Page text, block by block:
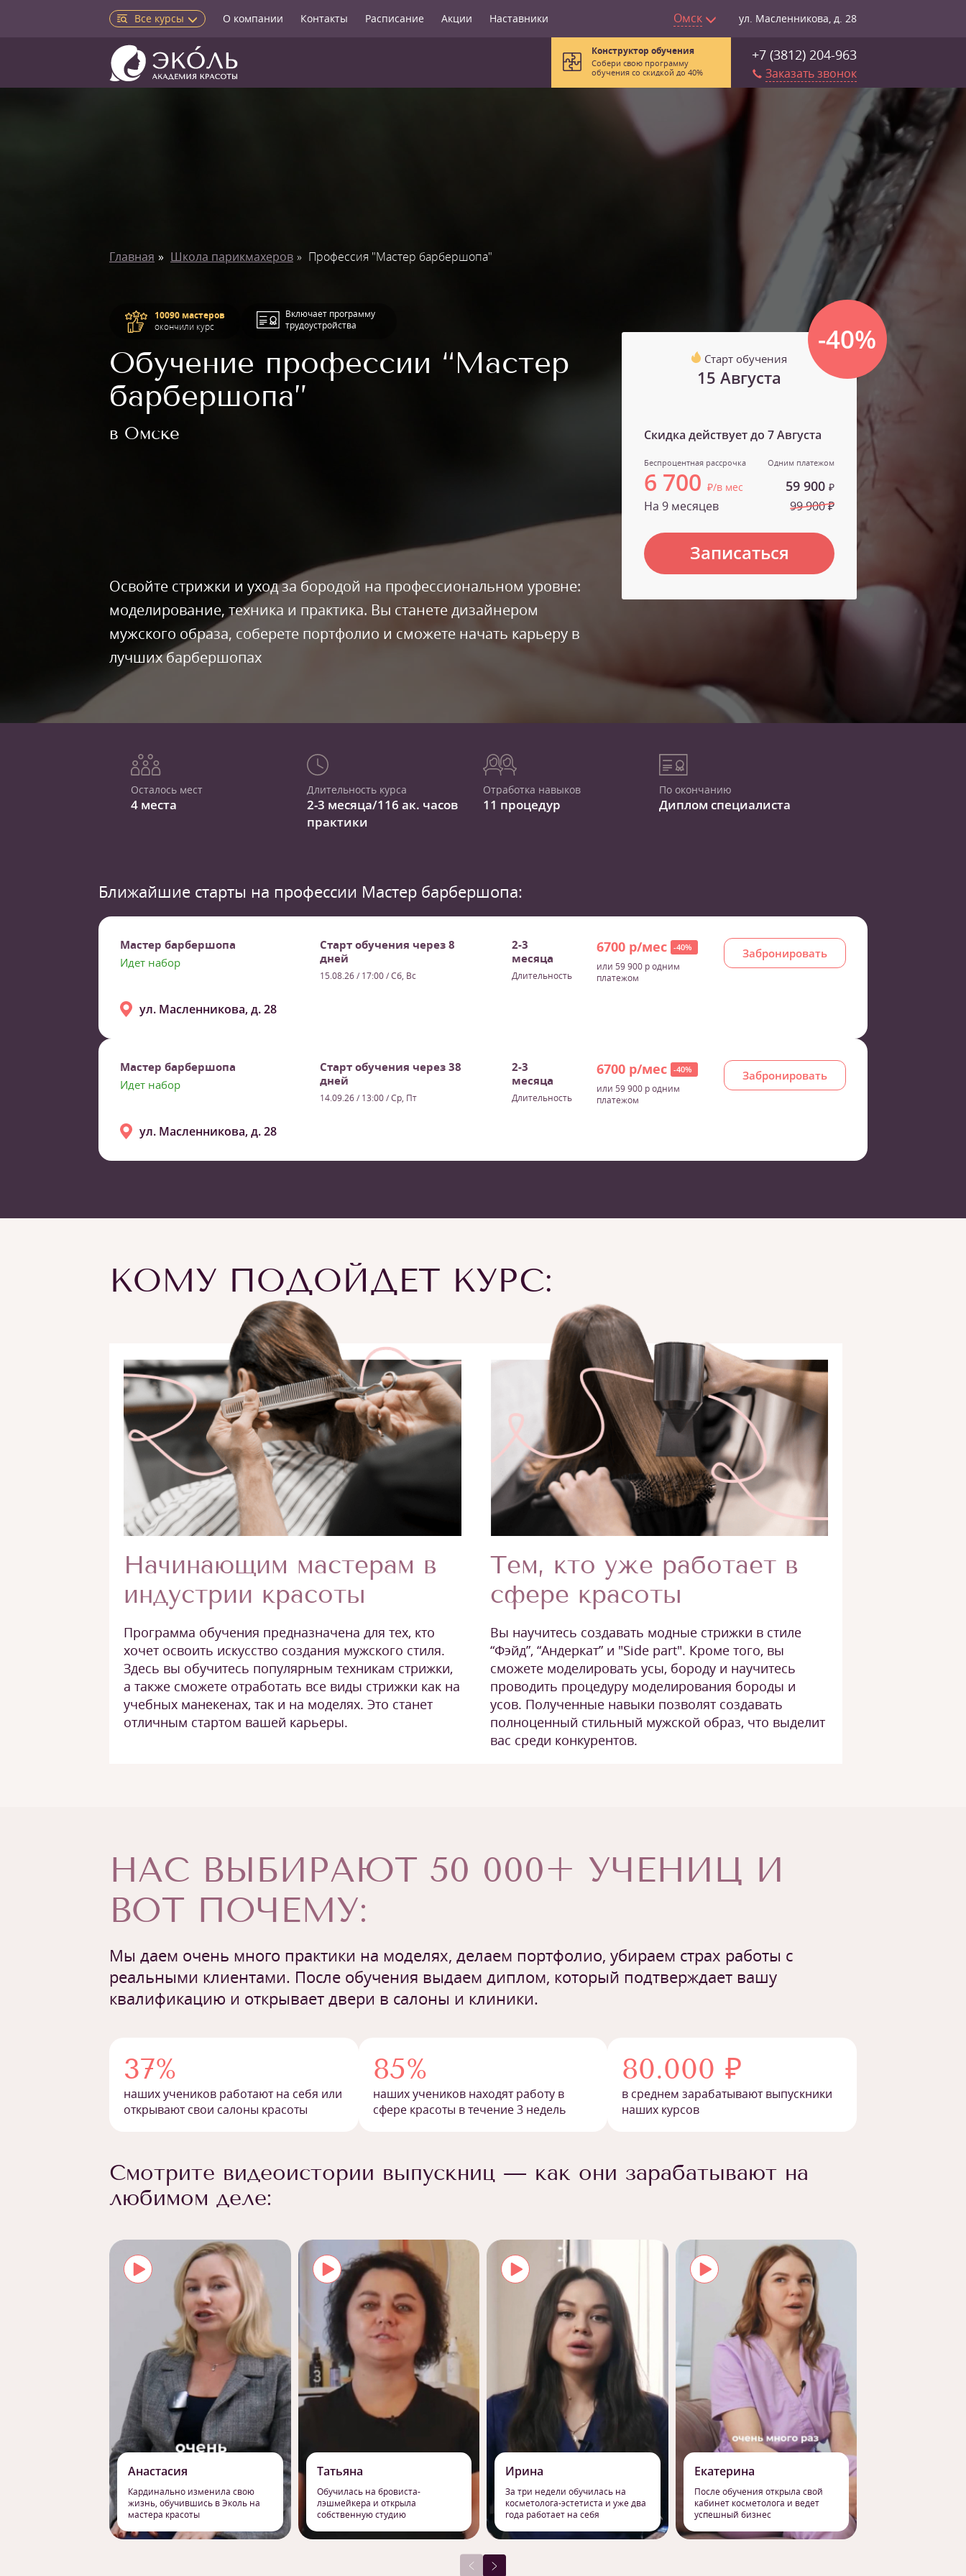
Все курсы О компании Контакты Расписание Акции Наставники Омск ул. Масленникова, д. 28
+7 (3812) 204-963
Заказать звонок
Конструктор обучения
Собери свою программу
обучения со скидкой до 40%
Главная Школа парикмахеров Профессия "Мастер барбершопа"
10090 мастеров
окончили курс
Включает программу
трудоустройства
Обучение профессии “Мастер
барбершопа”
в Омске
Освойте стрижки и уход за бородой на профессиональном уровне:
моделирование, техника и практика. Вы станете дизайнером
мужского образа, соберете портфолио и сможете начать карьеру в
лучших барбершопах
-40%
Старт обучения
15 Августа
Скидка действует до7 Августа
Беспроцентная рассрочка
6 700₽/в мес
На 9 месяцев
Одним платежом
59 900 ₽
99 900 ₽
Записаться
Осталось мест
4 места
Длительность курса
2-3 месяца/116 ак. часов
практики
Отработка навыков
11 процедур
По окончанию
Диплом специалиста
Ближайшие старты на профессии Мастер барбершопа:
Мастер барбершопа
Идет набор
Старт обучения через 8
дней
15.08.26 / 17:00/ Сб, Вс
2-3
месяца
Длительность
6700 р/мес -40%
или 59 900 р одним
платежом
Забронировать
ул. Масленникова, д. 28
Мастер барбершопа
Идет набор
Старт обучения через 38
дней
14.09.26 / 13:00/ Ср, Пт
2-3
месяца
Длительность
6700 р/мес -40%
или 59 900 р одним
платежом
Забронировать
ул. Масленникова, д. 28
КОМУ ПОДОЙДЕТ КУРС:
Начинающим мастерам в
индустрии красоты
Программа обучения предназначена для тех, кто
хочет освоить искусство создания мужского стиля.
Здесь вы обучитесь популярным техникам стрижки,
а также сможете отработать все виды стрижки как на
учебных манекенах, так и на моделях. Это станет
отличным стартом вашей карьеры.
Тем, кто уже работает в
сфере красоты
Вы научитесь создавать модные стрижки в стиле
“Фэйд”, “Андеркат” и "Side part". Кроме того, вы
сможете моделировать усы, бороду и научитесь
проводить процедуру моделирования бороды и
усов. Полученные навыки позволят создавать
полноценный стильный мужской образ, что выделит
вас среди конкурентов.
НАС ВЫБИРАЮТ 50 000+ УЧЕНИЦ И
ВОТ ПОЧЕМУ:
Мы даем очень много практики на моделях, делаем портфолио, убираем страх работы с
реальными клиентами. После обучения выдаем диплом, который подтверждает вашу
квалификацию и открывает двери в салоны и клиники.
37%
наших учеников работают на себя или
открывают свои салоны красоты
85%
наших учеников находят работу в
сфере красоты в течение 3 недель
80.000 ₽
в среднем зарабатывают выпускники
наших курсов
Смотрите видеоистории выпускниц — как они зарабатывают на
любимом деле:
Анастасия
Кардинально изменила свою
жизнь, обучившись в Эколь на
мастера красоты
Татьяна
Обучилась на бровиста-
лэшмейкера и открыла
собственную студию
Ирина
За три недели обучилась на
косметолога-эстетиста и уже два
года работает на себя
Екатерина
После обучения открыла свой
кабинет косметолога и ведет
успешный бизнес